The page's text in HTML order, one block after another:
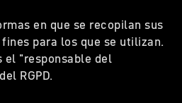
en que se recopilan sus
para los que se utilizan.
el "responsable del
RGPD.